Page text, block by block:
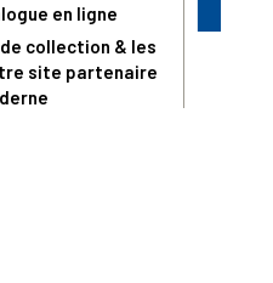
en ligne
collection & les
site partenaire